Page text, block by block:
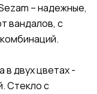
– надежные,
вандалов, с
двух цветах -
Стекло с